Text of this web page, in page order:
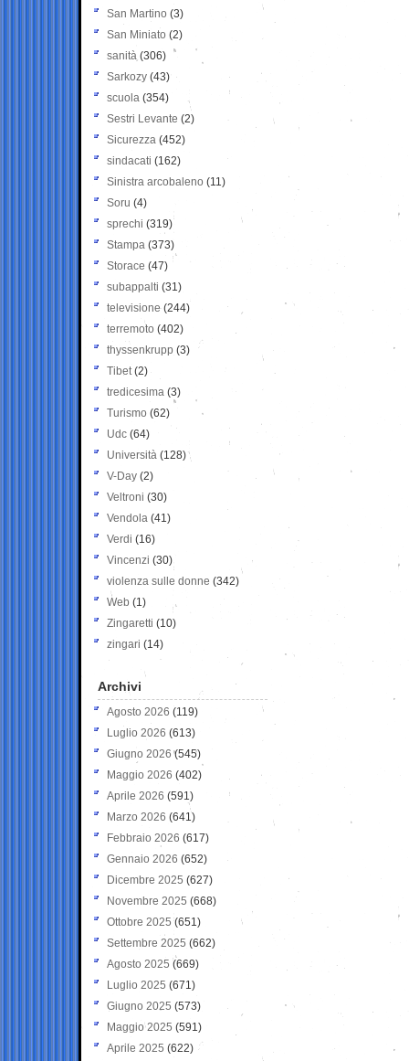
San Martino (3)
San Miniato (2)
sanità (306)
Sarkozy (43)
scuola (354)
Sestri Levante (2)
Sicurezza (452)
sindacati (162)
Sinistra arcobaleno (11)
Soru (4)
sprechi (319)
Stampa (373)
Storace (47)
subappalti (31)
televisione(244)
terremoto (402)
thyssenkrupp (3)
Tibet(2)
tredicesima (3)
Turismo (62)
Udc (64)
Università (128)
V-Day (2)
Veltroni (30)
Vendola (41)
Verdi (16)
Vincenzi (30)
violenza sulle donne (342)
Web (1)
Zingaretti (10)
zingari (14)
Archivi
Agosto 2026 (119)
Luglio 2026 (613)
Giugno 2026 (545)
Maggio 2026 (402)
Aprile 2026 (591)
Marzo 2026 (641)
Febbraio 2026 (617)
Gennaio 2026 (652)
Dicembre 2025 (627)
Novembre 2025 (668)
Ottobre 2025 (651)
Settembre 2025 (662)
Agosto 2025 (669)
Luglio 2025 (671)
Giugno 2025 (573)
Maggio 2025 (591)
Aprile 2025 (622)